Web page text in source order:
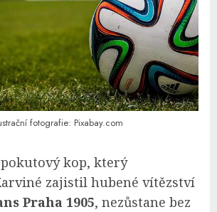
fotografie: Pixabay.com
kop, který
zajistil hubené vítězství
Praha 1905, nezůstane bez